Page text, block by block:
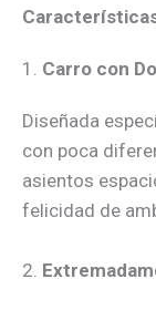
1. Carro con
Diseñada
con poca
asientos
felicidad de
2.